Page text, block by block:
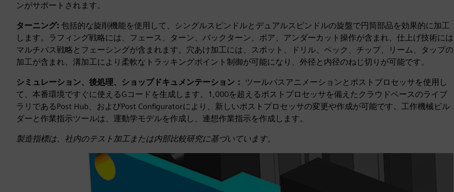
ンがサポートされます。
ターニング: 包括的な旋削機能を使用して、シングルスピンドルとデュアルスピンドルの旋盤で円筒部品を効果的に加工
します。ラフィング戦略には、フェース、ターン、バックターン、ボア、アンダーカット操作が含まれ、仕上げ技術には
マルチパス戦略とフェーシングが含まれます。穴あけ加工には、スポット、ドリル、ペック、チップ、リーム、タップの
加工が含まれ、溝加工により柔軟なトラッキングポイント制御が可能になり、外径と内径のねじ切りが可能です。
シミュレーション、後処理、ショップドキュメンテーション： ツールパスアニメーションとポストプロセッサを使用し
て、本番環境ですぐに使えるGコードを生成します。1,000を超えるポストプロセッサを備えたクラウドベースのライブ
ラリであるPost Hub、およびPost Configuratorにより、新しいポストプロセッサの変更や作成が可能です。工作機械ビル
ダーと作業指示ツールは、運動学モデルを作成し、連想作業指示を作成します。
製造指標は、社内のテスト加工または内部比較研究に基づいています。